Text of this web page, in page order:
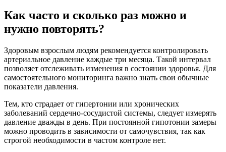
Как часто и сколько раз можно и
нужно повторять?
Здоровым взрослым людям рекомендуется контролировать
артериальное давление каждые три месяца. Такой интервал
позволяет отслеживать изменения в состоянии здоровья. Для
самостоятельного мониторинга важно знать свои обычные
показатели давления.
Тем, кто страдает от гипертонии или хронических
заболеваний сердечно-сосудистой системы, следует измерять
давление дважды в день. При постоянной гипотонии замеры
можно проводить в зависимости от самочувствия, так как
строгой необходимости в частом контроле нет.